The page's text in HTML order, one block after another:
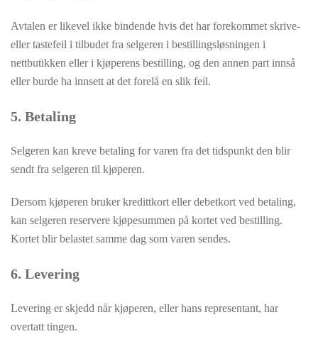
Avtalen er likevel ikke bindende hvis det har forekommet skrive-
eller tastefeil i tilbudet fra selgeren i bestillingsløsningen i
nettbutikken eller i kjøperens bestilling, og den annen part innså
eller burde ha innsett at det forelå en slik feil.
5. Betaling
Selgeren kan kreve betaling for varen fra det tidspunkt den blir
sendt fra selgeren til kjøperen.
Dersom kjøperen bruker kredittkort eller debetkort ved betaling,
kan selgeren reservere kjøpesummen på kortet ved bestilling.
Kortet blir belastet samme dag som varen sendes.
6. Levering
Levering er skjedd når kjøperen, eller hans representant, har
overtatt tingen.